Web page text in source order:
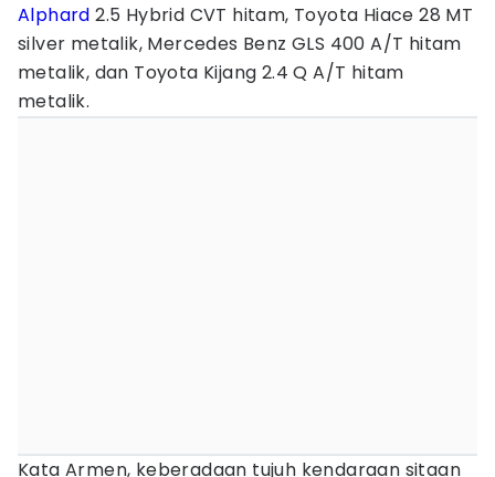
Alphard 2.5 Hybrid CVT hitam, Toyota Hiace 28 MT
silver metalik, Mercedes Benz GLS 400 A/T hitam
metalik, dan Toyota Kijang 2.4 Q A/T hitam
metalik.
Kata Armen, keberadaan tujuh kendaraan sitaan